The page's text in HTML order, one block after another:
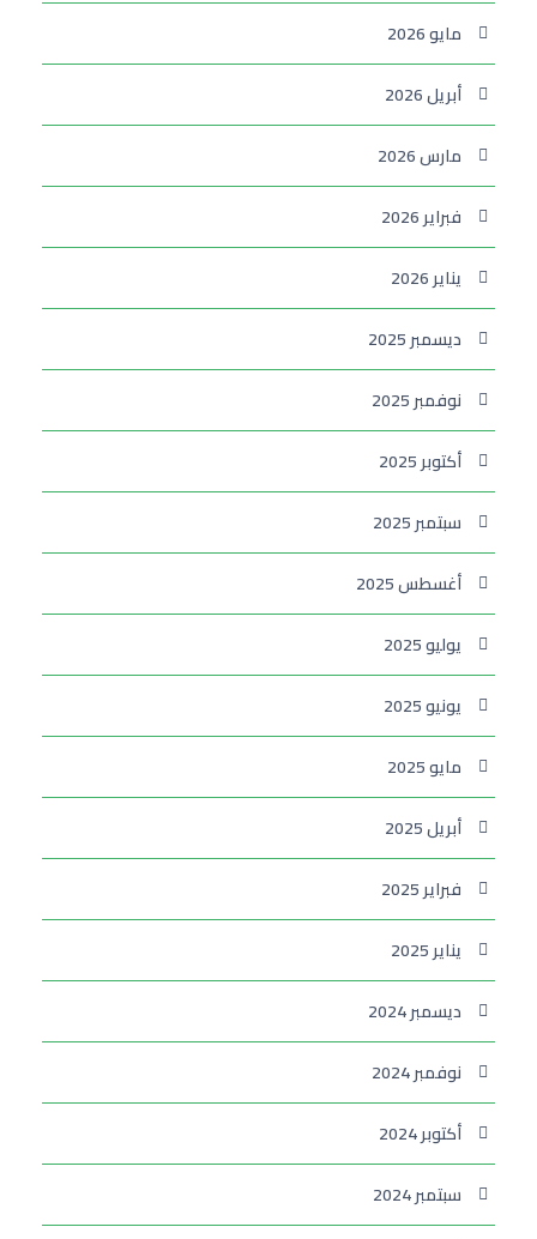
مايو 2026
أبريل 2026
مارس 2026
فبراير 2026
يناير 2026
ديسمبر 2025
نوفمبر 2025
أكتوبر 2025
سبتمبر 2025
أغسطس 2025
يوليو 2025
يونيو 2025
مايو 2025
أبريل 2025
فبراير 2025
يناير 2025
ديسمبر 2024
نوفمبر 2024
أكتوبر 2024
سبتمبر 2024